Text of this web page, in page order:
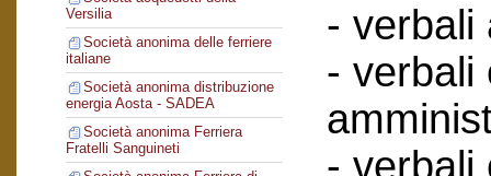
Versilia
Società anonima delle ferriere
italiane
Società anonima distribuzione
energia Aosta - SADEA
Società anonima Ferriera
Fratelli Sanguineti
- verbali
- verbali
- verbali